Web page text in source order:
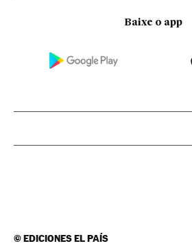
Baixe o app
©EDICIONES EL PAÍS